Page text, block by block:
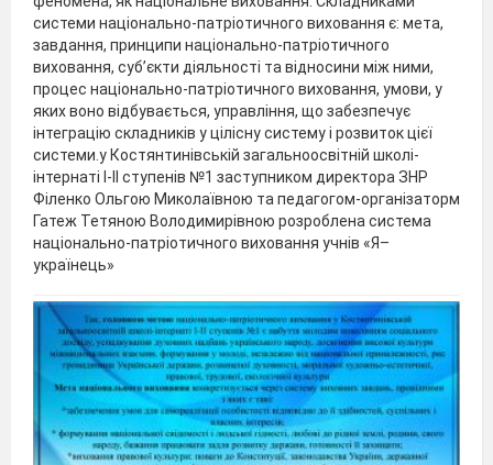
системи національно-патріотичного виховання є: мета,
завдання, принципи національно-патріотичного
виховання, суб’єкти діяльності та відносини між ними,
процес національно-патріотичного виховання, умови, у
яких воно відбувається, управління, що забезпечує
інтеграцію складників у цілісну систему і розвиток цієї
системи.у Костянтинівській загальноосвітній школі-
інтернаті І-ІІ ступенів №1 заступником директора ЗНР
Філенко Ольгою Миколаївною та педагогом-організаторм
Гатеж Тетяною Володимирівною розроблена система
національно-патріотичного виховання учнів «Я–
українець»